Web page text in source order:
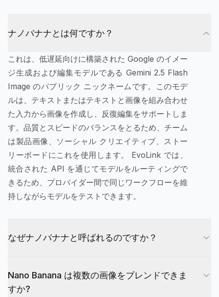
ナノバナナとは何ですか？
これは、低遅延向けに構築された Google のイメー
ジ生成および編集モデルである Gemini 2.5 Flash
Image のパブリック ニックネームです。このモデ
ルは、テキストまたはテキストと画像を組み合わせ
た入力から画像を作成し、反復編集をサポートしま
す。品質とスピードのバランスをとるため、チーム
は製品画像、ソーシャル クリエイティブ、ストー
リーボードにこれを使用します。 EvoLink では、
統合された API を通じてモデルをルーティングで
きるため、プロバイダー間で同じワークフローを維
持しながらモデルをテストできます。
なぜナノバナナと呼ばれるのですか？
資料で Google の Gemini 2.5 Flash イメージに使
用されます。正式なモデル名は依然として Gemini
Nano Banana は複数の画像をブレンドできま
すか?